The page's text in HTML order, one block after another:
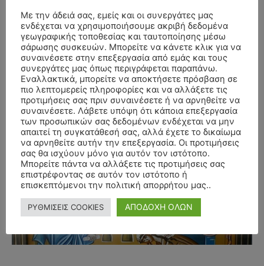
- Advertisment -
Με την άδειά σας, εμείς και οι συνεργάτες μας
ενδέχεται να χρησιμοποιήσουμε ακριβή δεδομένα
γεωγραφικής τοποθεσίας και ταυτοποίησης μέσω
σάρωσης συσκευών. Μπορείτε να κάνετε κλικ για να
συναινέσετε στην επεξεργασία από εμάς και τους
συνεργάτες μας όπως περιγράφεται παραπάνω.
Εναλλακτικά, μπορείτε να αποκτήσετε πρόσβαση σε
πιο λεπτομερείς πληροφορίες και να αλλάξετε τις
προτιμήσεις σας πριν συναινέσετε ή να αρνηθείτε να
συναινέσετε. Λάβετε υπόψη ότι κάποια επεξεργασία
των προσωπικών σας δεδομένων ενδέχεται να μην
απαιτεί τη συγκατάθεσή σας, αλλά έχετε το δικαίωμα
να αρνηθείτε αυτήν την επεξεργασία. Οι προτιμήσεις
σας θα ισχύουν μόνο για αυτόν τον ιστότοπο.
Μπορείτε πάντα να αλλάξετε τις προτιμήσεις σας
επιστρέφοντας σε αυτόν τον ιστότοπο ή
επισκεπτόμενοι την πολιτική απορρήτου μας..
ΡΥΘΜΙΣΕΙΣ COOKIES ΑΠΟΔΟΧΗ ΟΛΩΝ